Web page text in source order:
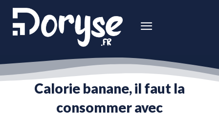
Calorie banane, il faut la
consommer avec